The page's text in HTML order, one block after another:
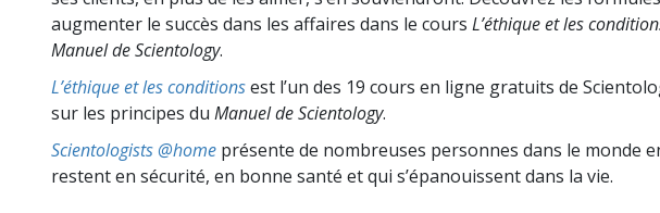
augmenter le succès dans les affaires dans le cours L’éthique et les
Manuel de Scientology.
L’éthique et les conditionsest l’un des 19 cours en ligne gratuits de
sur les principes du Manuel de Scientology.
Scientologists @home présente de nombreuses personnes dans le monde
restent en sécurité, en bonne santé et qui s’épanouissent dans la vie.